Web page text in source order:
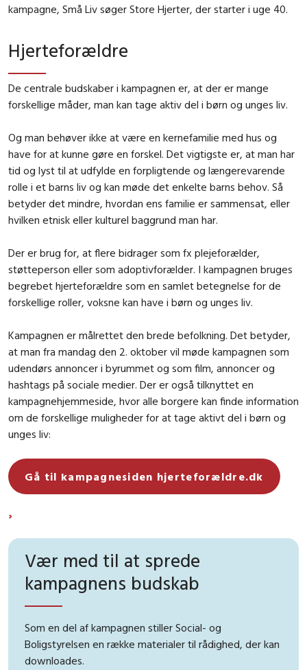
kampagne, Små Liv søger Store Hjerter, der starter i uge 40.
Hjerteforældre
De centrale budskaber i kampagnen er, at der er mange
forskellige måder, man kan tage aktiv del i børn og unges liv.
Og man behøver ikke at være en kernefamilie med hus og
have for at kunne gøre en forskel. Det vigtigste er, at man har
tid og lyst til at udfylde en forpligtende og længerevarende
rolle i et barns liv og kan møde det enkelte barns behov. Så
betyder det mindre, hvordan ens familie er sammensat, eller
hvilken etnisk eller kulturel baggrund man har.
Der er brug for, at flere bidrager som fx plejeforælder,
støtteperson eller som adoptivforælder. I kampagnen bruges
begrebet hjerteforældre som en samlet betegnelse for de
forskellige roller, voksne kan have i børn og unges liv.
Kampagnen er målrettet den brede befolkning. Det betyder,
at man fra mandag den 2. oktober vil møde kampagnen som
udendørs annoncer i byrummet og som film, annoncer og
hashtags på sociale medier. Der er også tilknyttet en
kampagnehjemmeside, hvor alle borgere kan finde information
om de forskellige muligheder for at tage aktivt del i børn og
unges liv:
Gå til kampagnesiden hjerteforældre.dk
Vær med til at sprede
kampagnens budskab
Som en del af kampagnen stiller Social- og
Boligstyrelsen en række materialer til rådighed, der kan
downloades.